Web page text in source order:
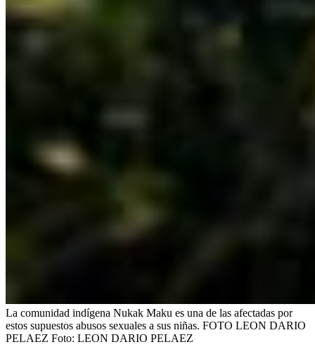
La comunidad indígena Nukak Maku es una de las afectadas por
estos supuestos abusos sexuales a sus niñas. FOTO LEON DARIO
PELAEZ Foto: LEON DARIO PELAEZ